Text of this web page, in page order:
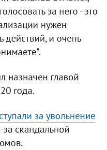
за него - это
нужен
и очень
назначен главой
года.
за увольнение
скандальной